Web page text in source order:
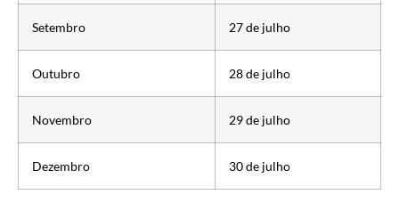
Setembro 27 de julho
Outubro 28 de julho
Novembro 29 de julho
Dezembro 30 de julho